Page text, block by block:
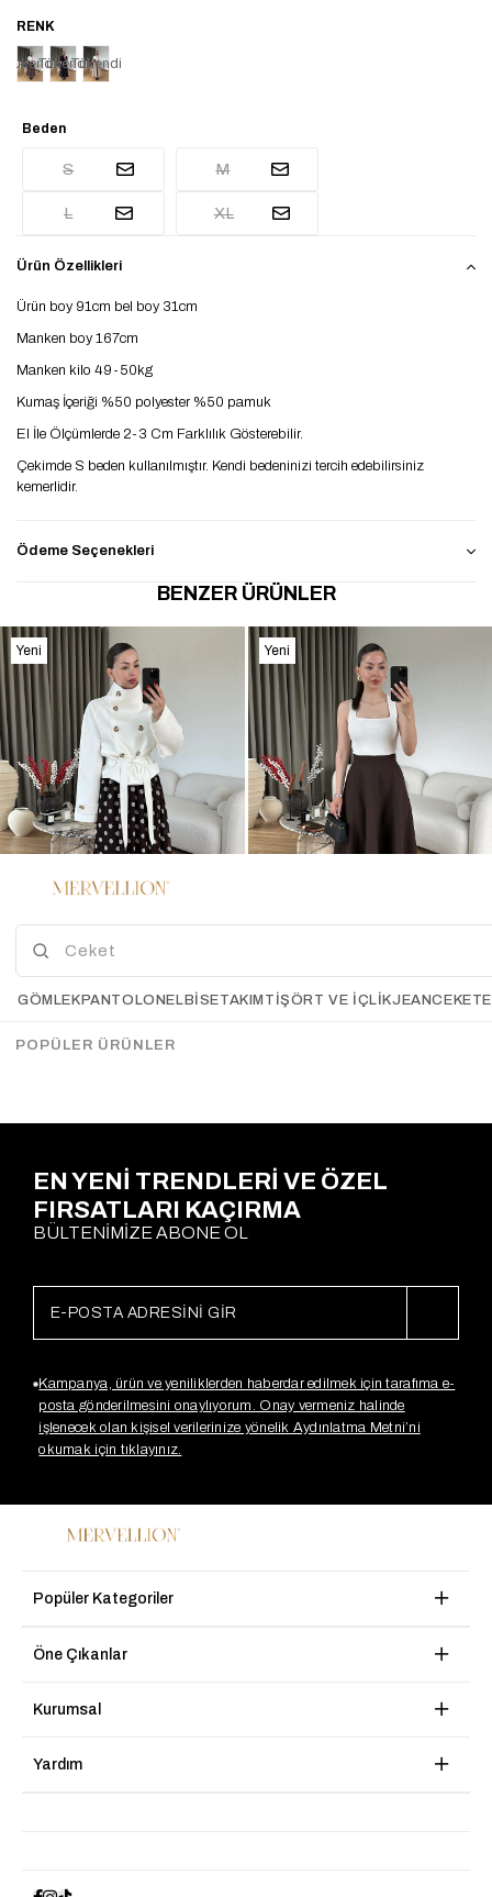
TükendiTükendiTükendi
Beden
S M
L XL
Ürün Özellikleri
Ürün boy 91cm bel boy 31cm
Manken boy 167cm
Manken kilo 49-50kg
Kumaş İçeriği %50 polyester %50 pamuk
El İle Ölçümlerde 2-3 Cm Farklılık Gösterebilir.
Çekimde S beden kullanılmıştır. Kendi bedeninizi tercih edebilirsiniz
kemerlidir.
Ödeme Seçenekleri
BENZER ÜRÜNLER
ACI KAHVE
$16.43
$32.89
Yeni
Ürün
Parçalı Premium Etek ACI
KAHVE
Yeni
Ürün
EN YENİ TRENDLERİ VE ÖZEL
FIRSATLARI KAÇIRMA
BÜLTENİMİZE ABONE OL
Kampanya, ürün ve yeniliklerden haberdar edilmek için tarafıma e-
posta gönderilmesini onaylıyorum. Onay vermeniz halinde
işlenecek olan kişisel verilerinize yönelik Aydınlatma Metni’ni
okumak için tıklayınız.
Popüler Kategoriler
Öne Çıkanlar
Kurumsal
Yardım
GÖMLEK PANTOLON ELBİSETAKIM TIŞÖRT VE İÇLIKJEANCEKET
POPÜLER ÜRÜNLER